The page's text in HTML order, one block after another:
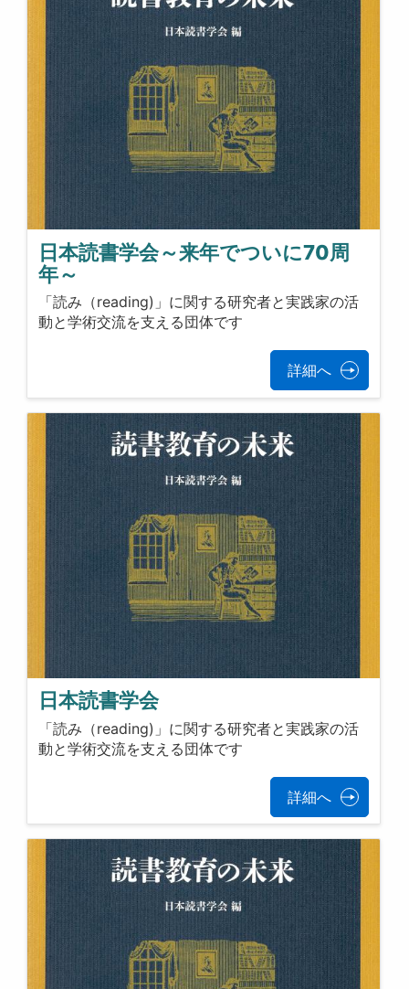
日本読書学会～来年でついに70周
年～
「読み（reading)」に関する研究者と実践家の活
動と学術交流を支える団体です
詳細へ
日本読書学会
「読み（reading)」に関する研究者と実践家の活
動と学術交流を支える団体です
詳細へ